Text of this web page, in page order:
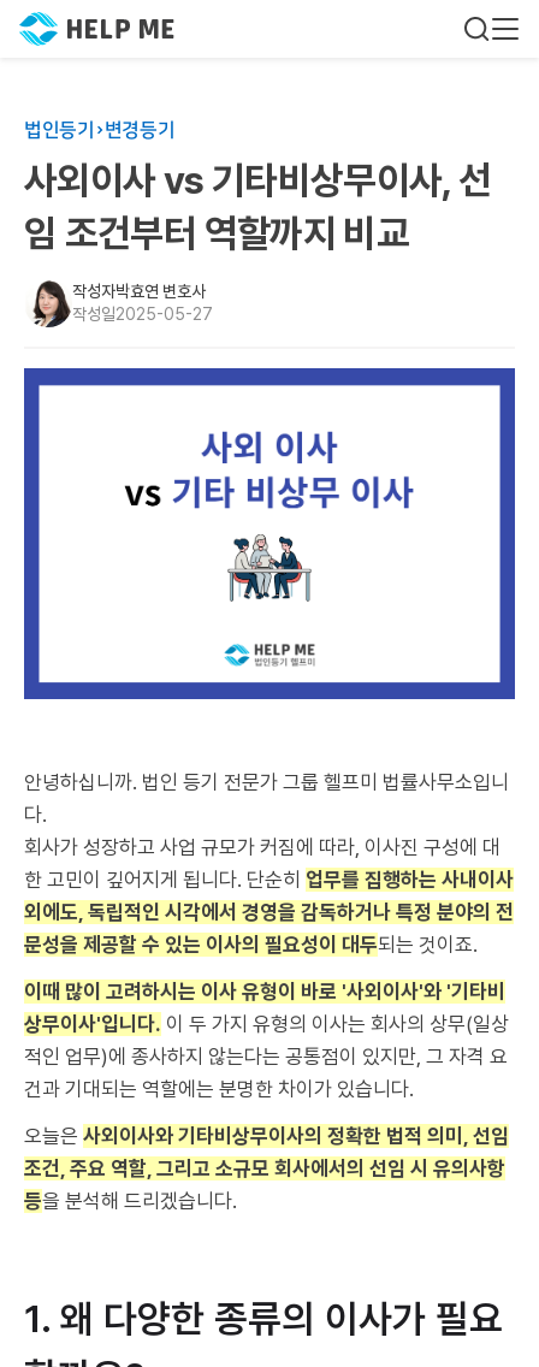
법인등기 변경등기
사외이사 vs 기타비상무이사, 선
임 조건부터 역할까지 비교
작성자박효연 변호사
작성일2025-05-27
안녕하십니까. 법인 등기 전문가 그룹 헬프미 법률사무소입니
다.
회사가 성장하고 사업 규모가 커짐에 따라, 이사진 구성에 대
한 고민이 깊어지게 됩니다. 단순히 업무를 집행하는 사내이사
외에도, 독립적인 시각에서 경영을 감독하거나 특정 분야의 전
문성을 제공할 수 있는 이사의 필요성이 대두되는 것이죠.
이때 많이 고려하시는 이사 유형이 바로 '사외이사'와 '기타비
상무이사'입니다. 이 두 가지 유형의 이사는 회사의 상무(일상
적인 업무)에 종사하지 않는다는 공통점이 있지만, 그 자격 요
건과 기대되는 역할에는 분명한 차이가 있습니다.
오늘은 사외이사와 기타비상무이사의 정확한 법적 의미, 선임
조건, 주요 역할, 그리고 소규모 회사에서의 선임 시 유의사항
등을 분석해 드리겠습니다.
1. 왜 다양한 종류의 이사가 필요